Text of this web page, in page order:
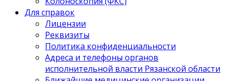
Для справок
Лицензии
Реквизиты
Политика конфиденциальности
Адреса и телефоны органов
исполнительной власти Рязанской области